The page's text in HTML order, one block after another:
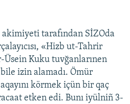
akimiyeti tarafından SİZOda
«Hizb ut-Tahrir
Üsein Kuku tuvğanlarınen
izin alamadı. Ömür
körmek içün bir qaç
etken edi. Bunı iyülniñ 3-